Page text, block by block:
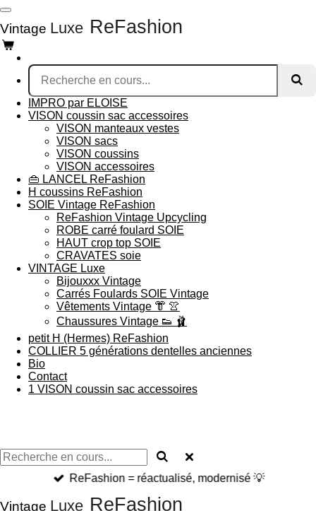
Passer
au
contenu
principal
Vintage Luxe ReFashion
IMPRO par ELOISE
VISON coussin sac accessoires
VISON manteaux vestes
VISON sacs
VISON coussins
VISON accessoires
👜 LANCEL ReFashion
H coussins ReFashion
SOIE Vintage ReFashion
ReFashion Vintage Upcycling
ROBE carré foulard SOIE
HAUT crop top SOIE
CRAVATES soie
VINTAGE Luxe
Bijouxxx Vintage
Carrés Foulards SOIE Vintage
Vêtements Vintage 👘 👚
Chaussures Vintage 👟 🩰
petit H (Hermes) ReFashion
COLLIER 5 générations dentelles anciennes
Bio
Contact
1 VISON coussin sac accessoires
ReFashion = réactualisé, modernisé 💡
Vintage Luxe ReFashion